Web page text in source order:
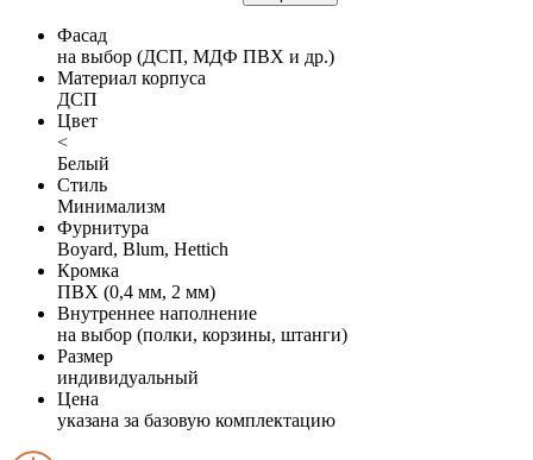
Фасад
на выбор (ДСП, МДФ ПВХ и др.)
Материал корпуса
ДСП
Цвет
<
Белый
Стиль
Минимализм
Фурнитура
Boyard, Blum, Hettich
Кромка
ПВХ (0,4 мм, 2 мм)
Внутреннее наполнение
на выбор (полки, корзины, штанги)
Размер
индивидуальный
Цена
указана за базовую комплектацию